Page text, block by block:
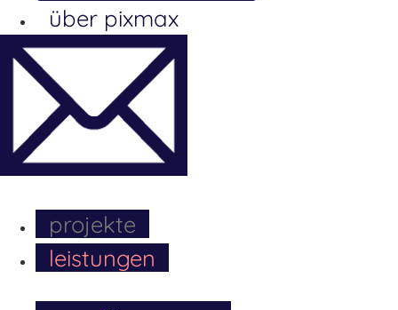
über pixmax
projekte
leistungen